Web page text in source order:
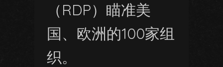
（RDP）瞄准美
国、欧洲的100家组
织。